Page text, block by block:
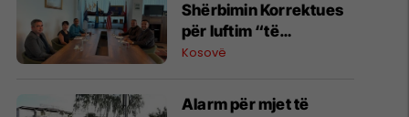
Shërbimin Korrektues
për luftim “të
terrorizmit dhe
Kosovë
Alarm për mjet të